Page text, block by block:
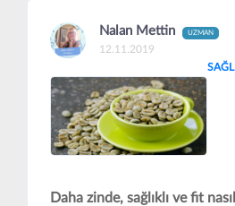
Nalan Mettin UZMAN
12.11.2019
Daha zinde, sağlıklı ve fit